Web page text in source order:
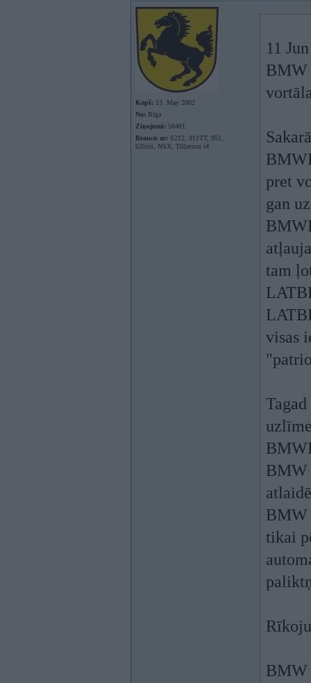
Kopš: 13. May 2002
No: Rīga
Ziņojumi: 56481
Braucu ar: S212, 911TT, 951,
635csi, NSX, Tillotson t4
11
BMW
pret
gan
tam
visas
BMW
BMW
tikai
BMW